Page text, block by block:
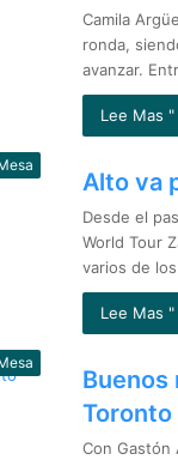
Camila
ronda,
avanzar.
Lee Mas "
Alto va
Desde el
World Tour
varios de
Lee Mas "
Buenos
Toronto
Con Gastón